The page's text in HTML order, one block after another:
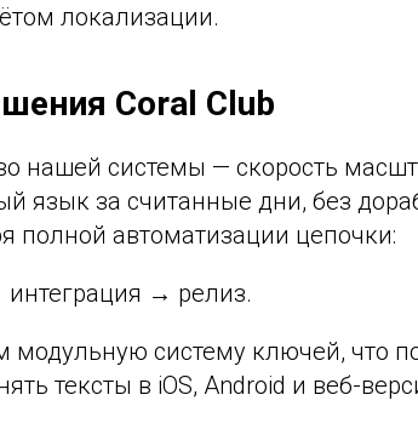
локализации.
Coral Club
нашей системы — скорость
язык за считанные дни, без
полной автоматизации цепочки:
→ релиз.
систему ключей, что
тексты в iOS, Android и веб-